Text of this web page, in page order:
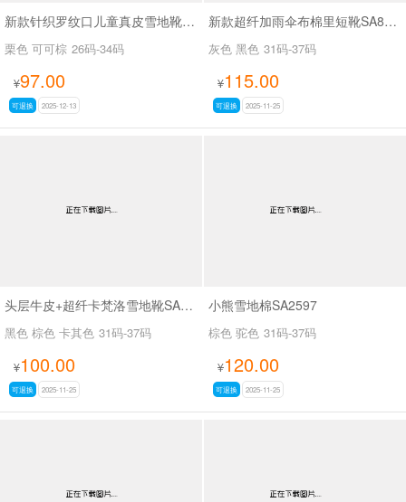
新款针织罗纹口儿童真皮雪地靴SA1301
栗色 可可棕 26码-34码
¥97.00
可退换 2025-12-13
新款超纤加雨伞布棉里短靴SA8660
灰色 黑色 31码-37码
¥115.00
可退换 2025-11-25
头层牛皮+超纤卡梵洛雪地靴SA8016
黑色 棕色 卡其色 31码-37码
¥100.00
可退换 2025-11-25
小熊雪地棉SA2597
棕色 驼色 31码-37码
¥120.00
可退换 2025-11-25